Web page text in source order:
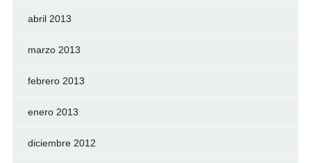
abril 2013
marzo 2013
febrero 2013
enero 2013
diciembre 2012